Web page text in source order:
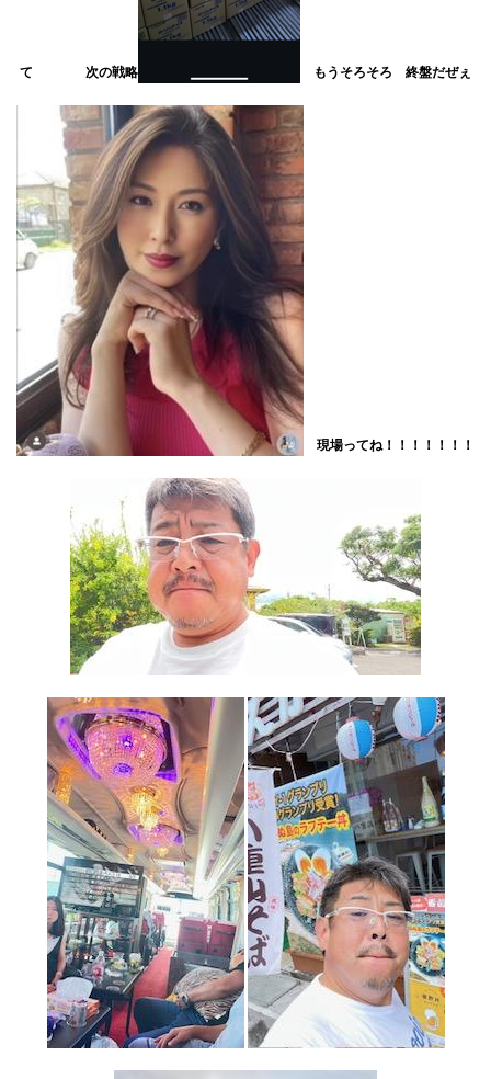
て 次の戦略 もうそろそろ 終盤だぜぇ
現場ってね！！！！！！！